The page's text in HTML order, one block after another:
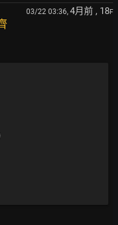
03/22 03:36, 4月前 , 18F